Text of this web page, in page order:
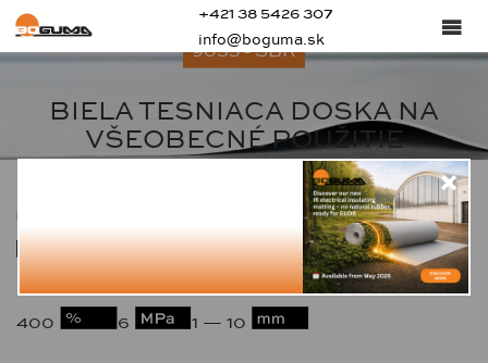
+421 38 5426 307
info@boguma.sk
9035 - SBR
BIELA TESNIACA DOSKA NA
VŠEOBECNÉ POUŽITIE
1.51 -25 — +70
65 ± 5
400
6 1 — 10